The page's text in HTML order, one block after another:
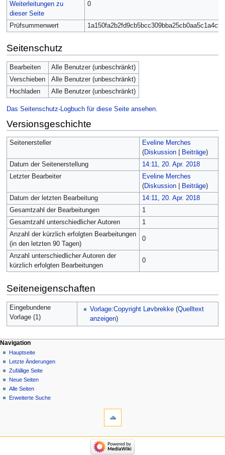
Weiterleitungen zu
dieser Seite
0
Prüfsummenwert 1a150fa2b2fd9cb5bcc309bba25cb0aa5c1a4c96
Seitenschutz
Bearbeiten
Alle Benutzer (unbeschränkt)
Verschieben
Alle Benutzer (unbeschränkt)
Hochladen
Alle Benutzer (unbeschränkt)
Das Seitenschutz-Logbuch für diese Seite ansehen.
Versionsgeschichte
Seitenersteller
Eveline Merches
(Diskussion| Beiträge)
Datum der Seitenerstellung
14:11, 20. Apr. 2018
Letzter Bearbeiter
Eveline Merches
(Diskussion| Beiträge)
Datum der letzten Bearbeitung
14:11, 20. Apr. 2018
Gesamtzahl der Bearbeitungen
1
Gesamtzahl unterschiedlicher Autoren
1
Anzahl der kürzlich erfolgten Bearbeitungen
(in den letzten 90 Tagen)
0
Anzahl unterschiedlicher Autoren der
kürzlich erfolgten Bearbeitungen
0
Seiteneigenschaften
Eingebundene
Vorlage (1)
Vorlage:Copyright Løvbrekke (Quelltext
anzeigen)
Navigation
Hauptseite
Letzte Änderungen
Zufällige Seite
Neue Seiten
Alle Seiten
Erweiterte Suche